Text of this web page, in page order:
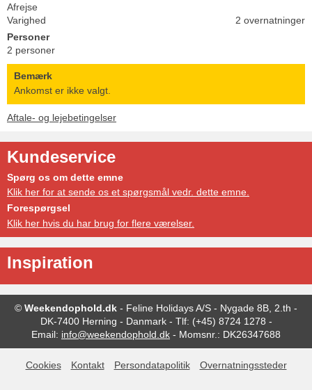
Afrejse
Varighed
2 overnatninger
Personer
2 personer
Bemærk
Ankomst er ikke valgt.
Aftale- og lejebetingelser
Kundeservice
Spørg os om dette emne
Klik her for at sende os et spørgsmål vedr. dette emne.
Forespørgsel
Klik her hvis du har brug for flere værelser.
Inspiration
© Weekendophold.dk - Feline Holidays A/S - Nygade 8B, 2.th -
DK-7400 Herning - Danmark - Tlf: (+45) 8724 1278 -
Email: info@weekendophold.dk - Momsnr.: DK26347688
Cookies Kontakt Persondatapolitik Overnatningssteder